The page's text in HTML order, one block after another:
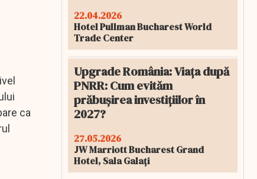
ca
22.04.2026
Hotel Pullman Bucharest World
Trade Center
Upgrade România: Viața după
PNRR: Cum evităm
prăbușirea investițiilor în
2027?
27.05.2026
JW Marriott Bucharest Grand
Hotel, Sala Galați